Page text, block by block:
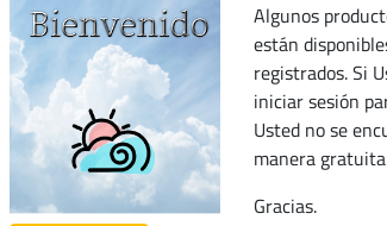
Algunos
están
registrados. Si
iniciar sesión
Usted no se
manera
Gracias.